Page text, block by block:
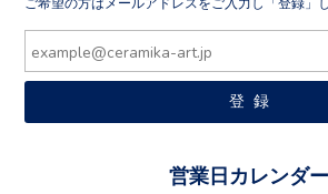
営業日カレンダー